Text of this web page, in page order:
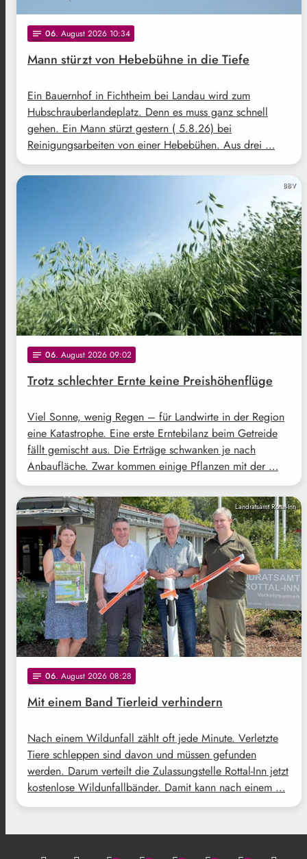
notes 06. August 2026 10:34
Mann stürzt von Hebebühne in die Tiefe
Ein Bauernhof in Fichtheim bei Landau wird zum
Hubschrauberlandeplatz. Denn es muss ganz schnell
gehen. Ein Mann stürzt gestern ( 5.8.26) bei
Reinigungsarbeiten von einer Hebebühen. Aus drei …
BBV
notes 06. August 2026 09:02
Trotz schlechter Ernte keine Preishöhenflüge
Viel Sonne, wenig Regen – für Landwirte in der Region
eine Katastrophe. Eine erste Erntebilanz beim Getreide
fällt gemischt aus. Die Erträge schwanken je nach
Anbaufläche. Zwar kommen einige Pflanzen mit der …
Landratsamt Rottal-Inn
notes 06. August 2026 08:28
Mit einem Band Tierleid verhindern
Nach einem Wildunfall zählt oft jede Minute. Verletzte
Tiere schleppen sind davon und müssen gefunden
werden. Darum verteilt die Zulassungstelle Rottal-Inn jetzt
kostenlose Wildunfallbänder. Damit kann nach einem …